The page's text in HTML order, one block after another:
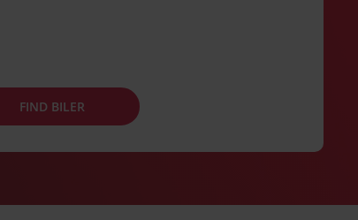
FIND BILER